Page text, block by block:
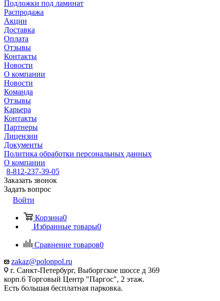
Подложки под ламинат
Распродажа
Акции
Доставка
Оплата
Отзывы
Контакты
Новости
О компании
Новости
Команда
Отзывы
Карьера
Контакты
Партнеры
Лицензии
Документы
Политика обработки персональных данных
О компании
8-812-237-39-05
Заказать звонок
Задать вопрос
Войти
Корзина0
Избранные товары0
Сравнение товаров0
zakaz@polonpol.ru
г. Санкт-Петербург, Выборгское шоссе д 369
корп.6 Торговый Центр "Паргос", 2 этаж.
Есть большая бесплатная парковка.